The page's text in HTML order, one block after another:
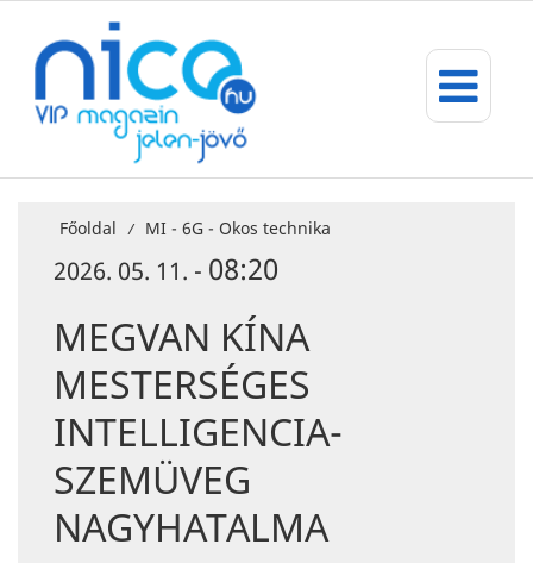
Főoldal / MI - 6G - Okos technika
2026. 05. 11. - 08:20
MEGVAN KÍNA
MESTERSÉGES
INTELLIGENCIA-
SZEMÜVEG
NAGYHATALMA